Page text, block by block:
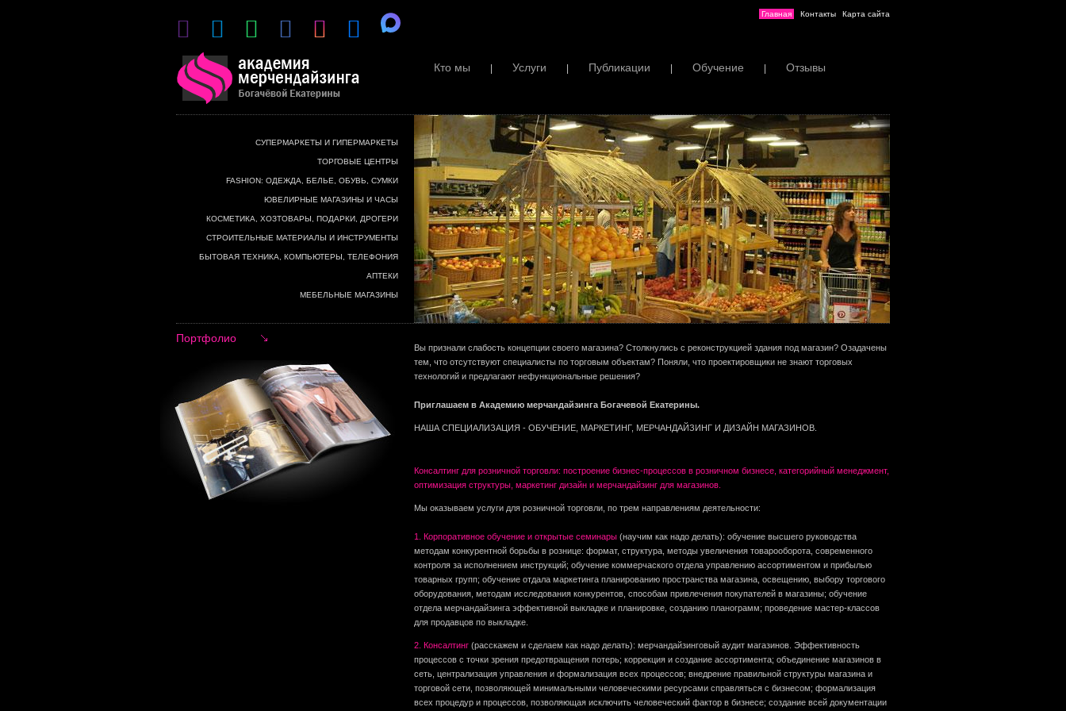
Главная Контакты Карта сайта
Кто мы Услуги Публикации Обучение Отзывы
СУПЕРМАРКЕТЫ И ГИПЕРМАРКЕТЫ
ТОРГОВЫЕ ЦЕНТРЫ
FASHION: ОДЕЖДА, БЕЛЬЕ, ОБУВЬ, СУМКИ
ЮВЕЛИРНЫЕ МАГАЗИНЫ И ЧАСЫ
КОСМЕТИКА, ХОЗТОВАРЫ, ПОДАРКИ, ДРОГЕРИ
СТРОИТЕЛЬНЫЕ МАТЕРИАЛЫ И ИНСТРУМЕНТЫ
БЫТОВАЯ ТЕХНИКА, КОМПЬЮТЕРЫ, ТЕЛЕФОНИЯ
АПТЕКИ
МЕБЕЛЬНЫЕ МАГАЗИНЫ
Портфолио
Вы признали слабость концепции своего магазина? Столкнулись с реконструкцией здания под магазин? Озадачены
тем, что отсутствуют специалисты по торговым объектам? Поняли, что проектировщики не знают торговых
технологий и предлагают нефункциональные решения?
Приглашаем в Академию мерчандайзинга Богачевой Екатерины.
НАША СПЕЦИАЛИЗАЦИЯ - ОБУЧЕНИЕ, МАРКЕТИНГ, МЕРЧАНДАЙЗИНГ И ДИЗАЙН МАГАЗИНОВ.
Консалтинг для розничной торговли: построение бизнес-процессов в розничном бизнесе, категорийный менеджмент,
оптимизация структуры, маркетинг дизайн и мерчандайзинг для магазинов.
Мы оказываем услуги для розничной торговли, по трем направлениям деятельности:
1. Корпоративное обучение и открытые семинары (научим как надо делать): обучение высшего руководства
методам конкурентной борьбы в рознице: формат, структура, методы увеличения товарооборота, современного
контроля за исполнением инструкций; обучение коммерчаского отдела управлению ассортиментом и прибылью
товарных групп; обучение отдала маркетинга планированию пространства магазина, освещению, выбору торгового
оборудования, методам исследования конкурентов, способам привлечения покупателей в магазины; обучение
отдела мерчандайзинга эффективной выкладке и планировке, созданию планограмм; проведение мастер-классов
для продавцов по выкладке.
2. Консалтинг (расскажем и сделаем как надо делать): мерчандайзинговый аудит магазинов. Эффективность
процессов с точки зрения предотвращения потерь; коррекция и создание ассортимента; объединение магазинов в
сеть, централизация управления и формализация всех процессов; внедрение правильной структуры магазина и
торговой сети, позволяющей минимальными человеческими ресурсами справляться с бизнесом; формализация
всех процедур и процессов, позволяющая исключить человеческий фактор в бизнесе; создание всей документации